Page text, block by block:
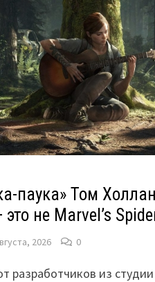
паука» Том
не Marvel’s
2026 0
разработчиков из